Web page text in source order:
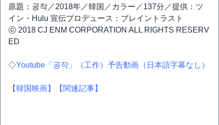
原題：공작／2018年／韓国／カラー／137分／提供：ツ
イン・Hulu 宣伝プロデュース：ブレイントラスト
ⓒ 2018 CJ ENM CORPORATION ALL RIGHTS RESERV
ED
◇Youtube「공작」（工作）予告動画（日本語字幕なし）
【韓国映画】 【関連記事】